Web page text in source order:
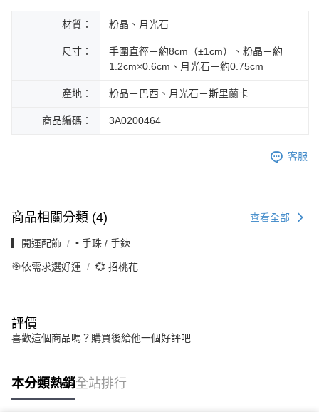
材質： 粉晶、月光石
尺寸：
手圍直徑－約8cm（±1cm）、粉晶－約
1.2cm×0.6cm、月光石－約0.75cm
產地： 粉晶－巴西、月光石－斯里蘭卡
商品編碼： 3A0200464
客服
商品相關分類 (4) 查看全部
▎開運配飾 • 手珠 / 手鍊
🎯依需求選好運 💞 招桃花
評價
喜歡這個商品嗎？購買後給他一個好評吧
本分類熱銷全站排行